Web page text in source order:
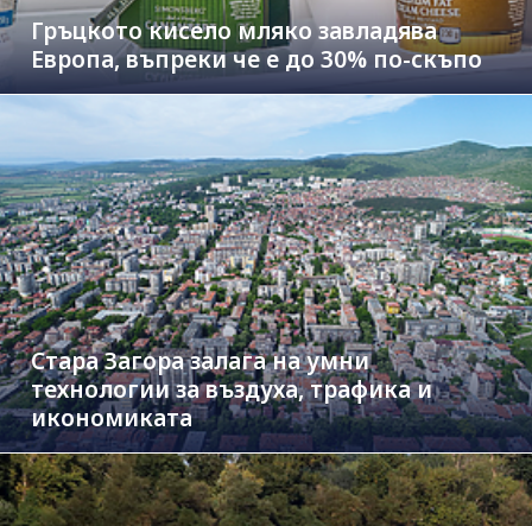
Гръцкото кисело мляко завладява
Европа, въпреки че е до 30% по-скъпо
Стара Загора залага на умни
технологии за въздуха, трафика и
икономиката